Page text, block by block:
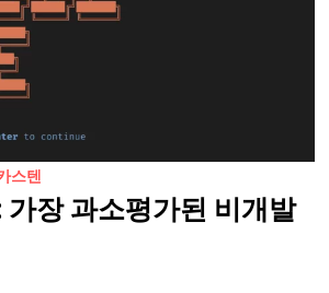
스텐
가장 과소평가된 비개발